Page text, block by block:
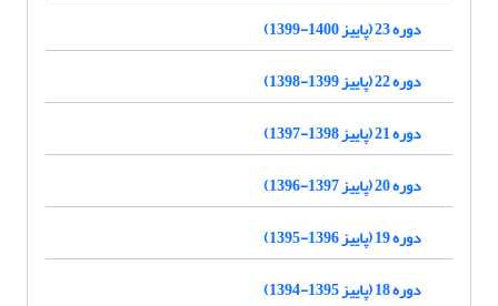
دوره 23 (پاییز 1400-1399)
دوره 22 (پاییز 1399-1398)
دوره 21 (پاییز 1398-1397)
دوره 20 (پاییز 1397-1396)
دوره 19 (پاییز 1396-1395)
دوره 18 (پاییز 1395-1394)